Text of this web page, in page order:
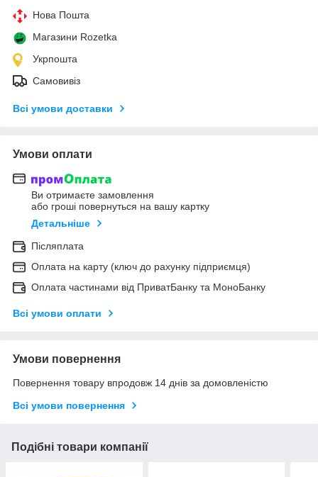
Нова Пошта
Магазини Rozetka
Укрпошта
Самовивіз
Всі умови доставки
Умови оплати
Ви отримаєте замовлення
або гроші повернуться на вашу картку
Детальніше
Післяплата
Оплата на карту (ключ до рахунку підприємця)
Оплата частинами від ПриватБанку та МоноБанку
Всі умови оплати
Умови повернення
Повернення товару впродовж 14 днів за домовленістю
Всі умови повернення
Подібні товари компанії